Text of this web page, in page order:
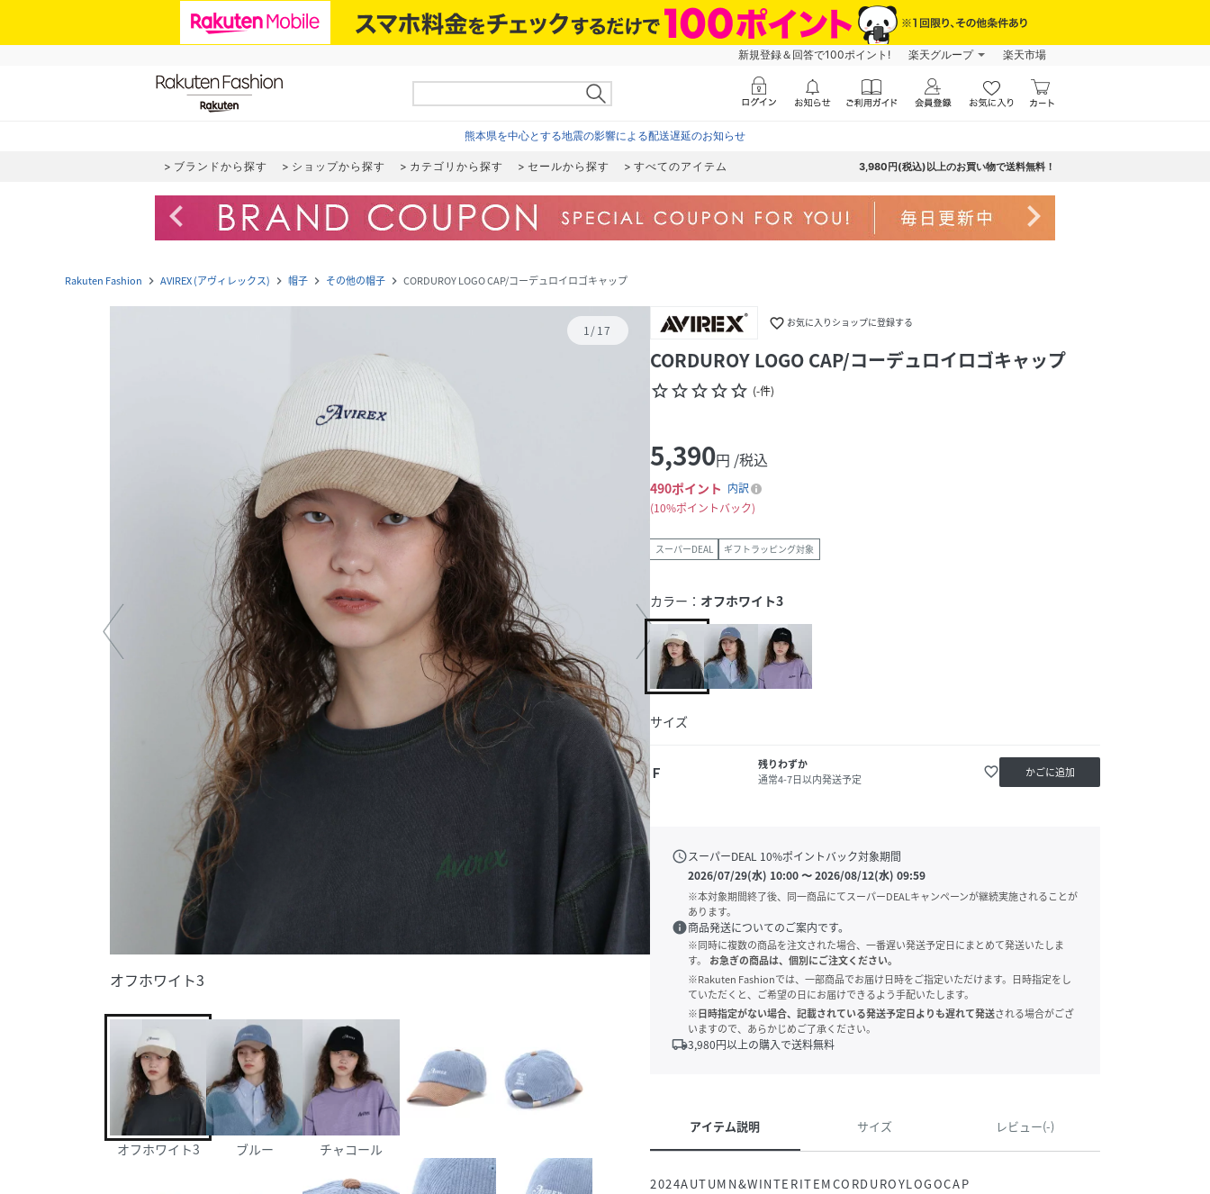
新規登録＆回答で100ポイント! 楽天グループ 楽天市場
熊本県を中心とする地震の影響による配送遅延のお知らせ
ブランドから探す ショップから探す カテゴリから探す セールから探す すべてのアイテム 3,980円(税込)以上のお買い物で送料無料！
navigate_before navigate_next
Rakuten Fashion navigate_next AVIREX (アヴィレックス) navigate_next 帽子 navigate_next その他の帽子 navigate_next CORDUROY LOGO CAP/コーデュロイロゴキャップ
1/17
オフホワイト3
オフホワイト3 ブルー チャコール
favorite_border お気に入りショップに登録する
CORDUROY LOGO CAP/コーデュロイロゴキャップ
star_borderstar_borderstar_borderstar_borderstar_border (-件)
5,390円 /税込
490ポイント 内訳
10%ポイントバック
スーパーDEAL ギフトラッピング対象
カラー： オフホワイト3
サイズ
Ｆ
残りわずか
通常4-7日以内発送予定
favorite_border かごに追加
scheduleスーパーDEAL 10%ポイントバック対象期間
2026/07/29(水) 10:00〜2026/08/12(水) 09:59
※本対象期間終了後、同一商品にてスーパーDEALキャンペーンが継続実施されることが
あります。
info商品発送についてのご案内です。
※同時に複数の商品を注文された場合、一番遅い発送予定日にまとめて発送いたしま
す。
お急ぎの商品は、個別にご注文ください。
※Rakuten Fashionでは、一部商品でお届け日時をご指定いただけます。日時指定をし
ていただくと、ご希望の日にお届けできるよう手配いたします。
※日時指定がない場合、記載されている発送予定日よりも遅れて発送される場合がござ
いますので、あらかじめご了承ください。
local_shipping3,980円以上の購入で送料無料
アイテム説明 サイズ レビュー(-)
2024AUTUMN&WINTERITEMCORDUROYLOGOCAP